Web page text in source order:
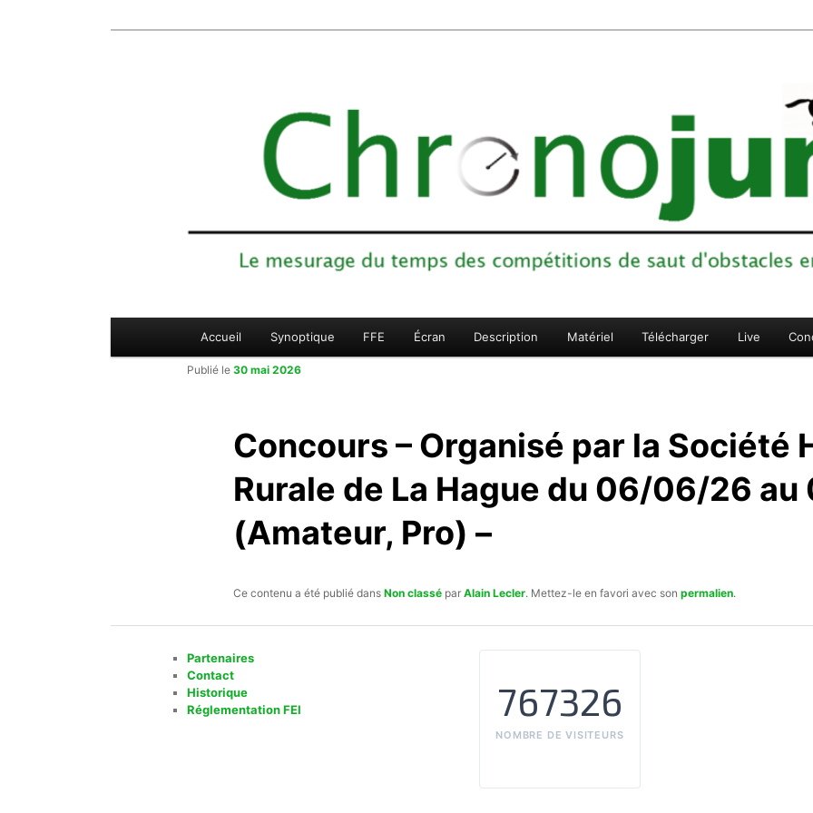
principal
Accueil Synoptique FFE Écran Description Matériel Télécharger Live
Concours – Organisé par la Société
Rurale de La Hague du 06/06/26
(Amateur, Pro) –
Publié le 30 mai 2026
Ce contenu a été publié dans Non classépar Alain Lecler. Mettez-le en favori avec son permalien.
Partenaires
Contact
Historique
Réglementation FEI
767326
NOMBRE DE VISITEURS